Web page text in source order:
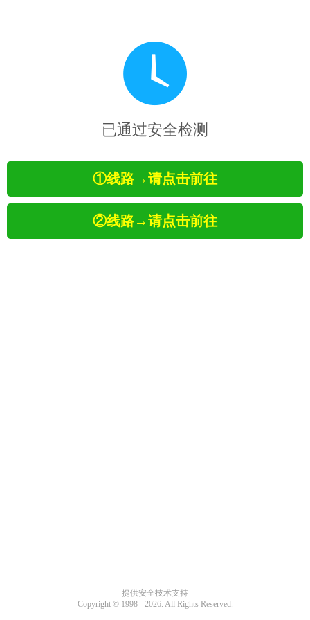
已通过安全检测
①线路→请点击前往
②线路→请点击前往
提供安全技术支持
Copyright © 1998 - 2026. All Rights Reserved.